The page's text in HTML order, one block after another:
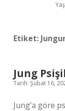
Etiket:
Jung
Tarih: Şubat 16,
Jung’a göre